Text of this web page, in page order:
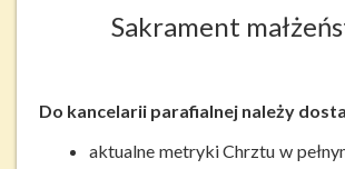
Sakrament
Do kancelarii parafialnej należy
aktualne metryki Chrztu w